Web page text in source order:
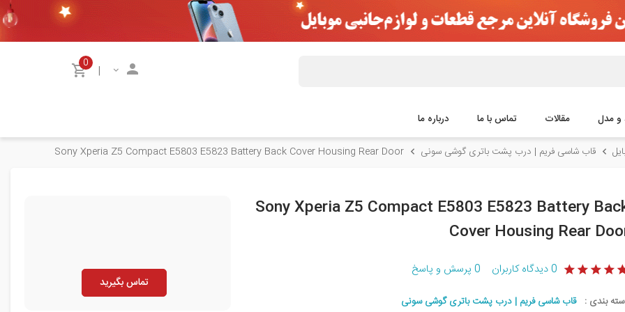
|
0
و مدل مقالات تماس با ما درباره ما
قاب شاسی فریم | درب پشت باتری گوشی سونی Sony Xperia Z5 Compact E5803 E5823 Battery Back Cover Housing Rear Door
Sony Xperia Z5 Compact E5803 E5823 Battery
Cover Housing Rear
0دیدگاه کاربران 0 پرسش و پاسخ
بندی : قاب شاسی فریم | درب پشت باتری گوشی سونی
تماس بگیرید